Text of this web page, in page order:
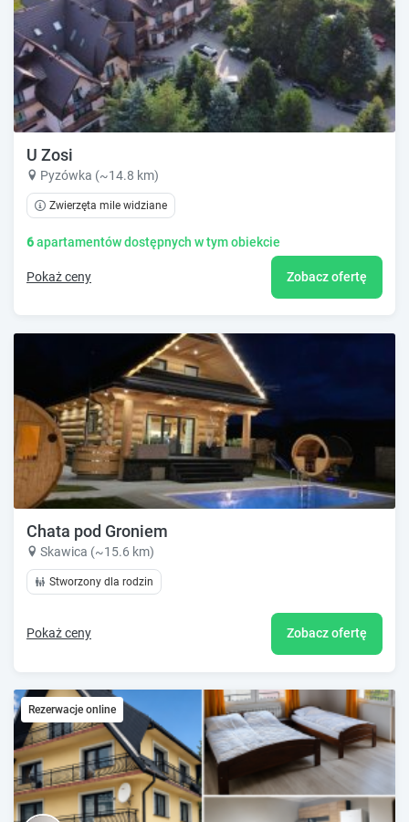
U Zosi
Pyzówka (~14.8 km)
Zwierzęta mile widziane
6apartamentów dostępnych w tym obiekcie
Pokaż ceny Zobacz ofertę
Chata pod Groniem
Skawica (~15.6 km)
Stworzony dla rodzin
Pokaż ceny Zobacz ofertę
Rezerwacje online